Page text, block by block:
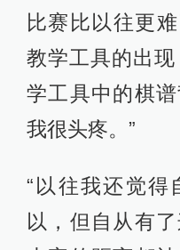
比赛比以往更
教学工具的出
学工具中的棋
我很头疼。”
“以往我还觉得
以，但自从有